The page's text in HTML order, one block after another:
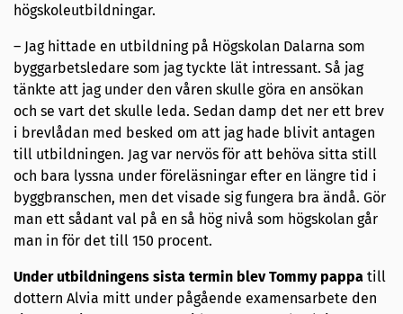
högskoleutbildningar.
– Jag hittade en utbildning på Högskolan Dalarna som
byggarbetsledare som jag tyckte lät intressant. Så jag
tänkte att jag under den våren skulle göra en ansökan
och se vart det skulle leda. Sedan damp det ner ett brev
i brevlådan med besked om att jag hade blivit antagen
till utbildningen. Jag var nervös för att behöva sitta still
och bara lyssna under föreläsningar efter en längre tid i
byggbranschen, men det visade sig fungera bra ändå. Gör
man ett sådant val på en så hög nivå som högskolan går
man in för det till 150 procent.
Under utbildningens sista termin blev Tommy pappa till
dottern Alvia mitt under pågående examensarbete den